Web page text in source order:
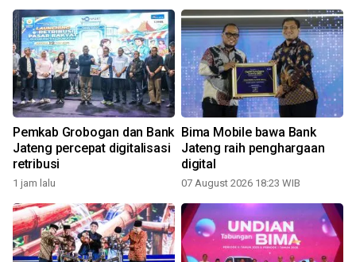
Pemkab Grobogan dan Bank
Jateng percepat digitalisasi
retribusi
1 jam lalu
Bima Mobile bawa Bank
Jateng raih penghargaan
digital
07 August 2026 18:23 WIB